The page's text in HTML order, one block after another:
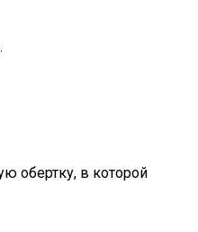
обертку, в которой